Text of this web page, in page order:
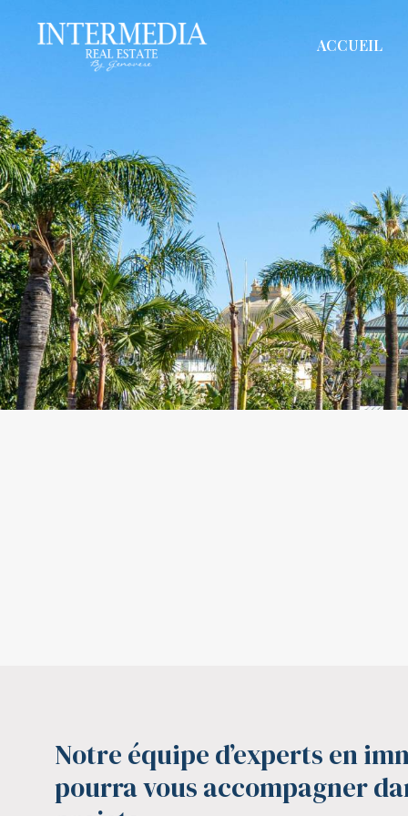
ACCUEIL
Notre équipe d’experts en
pourra vous accompagner